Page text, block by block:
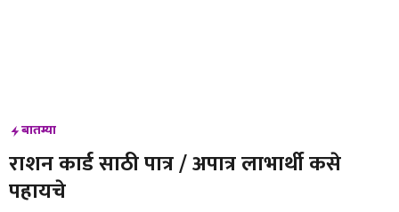
बातम्या
राशन कार्ड साठी पात्र / अपात्र लाभार्थी कसे
पहायचे